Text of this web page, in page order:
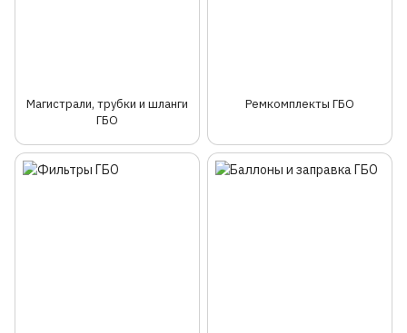
Магистрали, трубки и шланги
ГБО
Ремкомплекты ГБО